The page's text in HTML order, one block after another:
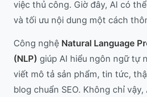
việc thủ công. Giờ đây, AI có
và tối ưu nội dung một cách
Công nghệ Natural Language
(NLP) giúp AI hiểu ngôn ngữ tự
viết mô tả sản phẩm, tin tức,
blog chuẩn SEO. Không chỉ vậy,